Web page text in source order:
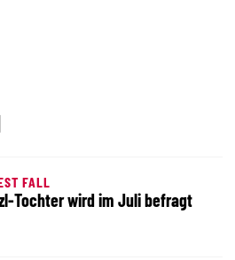
FALL
Tochter wird im Juli befragt